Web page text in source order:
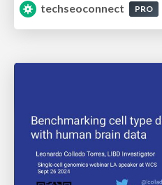
techseoconnect
PRO